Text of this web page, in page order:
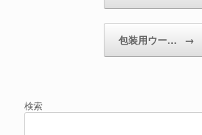
包装用ウー… →
検索